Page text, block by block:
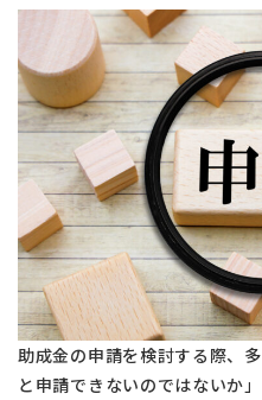
助成金の申請を検討する際、
と申請できないのではないか